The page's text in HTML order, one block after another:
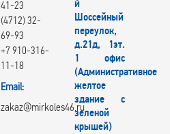
41-23
(4712) 32-
69-93
+7 910-316-
11-18
Email:
zakaz@mirkoles46.ru
й
Шоссейный
переулок,
д.21д, 1эт.
1 офис
(Административное
желтое
здание с
зеленой
крышей)